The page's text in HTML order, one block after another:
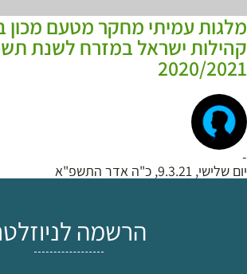
מלגות עמיתי מחקר מטעם מכון
קהילות ישראל במזרח לשנת
2020/2021
-
יום שלישי, 9.3.21, כ"ה אדר התשפ"א
הרשמה